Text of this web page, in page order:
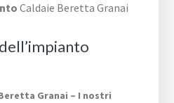
Caldaie Beretta Granai
Granai – I nostri